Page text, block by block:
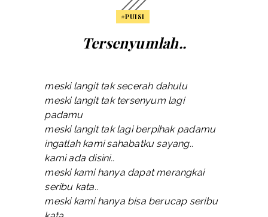
#PUISI
Tersenyumlah..
meski langit tak secerah dahulu
meski langit tak tersenyum lagi
padamu
meski langit tak lagi berpihak padamu
ingatlah kami sahabatku sayang..
kami ada disini..
meski kami hanya dapat merangkai
seribu kata..
meski kami hanya bisa berucap seribu